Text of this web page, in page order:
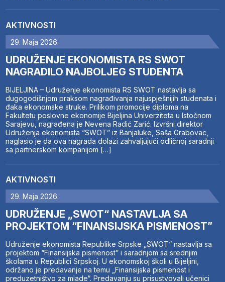
AKTIVNOSTI
29. Maja 2026.
UDRUŽENJE EKONOMISTA RS SWOT
NAGRADILO NAJBOLJEG STUDENTA
BIJELJINA – Udruženje ekonomista RS SWOT nastavlja sa
dugogodišnjom praksom nagrađivanja najuspješnijih studenata i
đaka ekonomske struke. Prilikom promocije diploma na
Fakultetu poslovne ekonomije Bijeljina Univerziteta u Istočnom
Sarajevu, nagrađena je Nevena Radić Zarić. Izvršni direktor
Udruženja ekonomista “SWOT” iz Banjaluke, Saša Grabovac,
naglasio je da ova nagrada dolazi zahvaljujući odličnoj saradnji
sa partnerskom kompanijom […]
AKTIVNOSTI
29. Maja 2026.
UDRUŽENJE „SWOT“ NASTAVLJA SA
PROJEKTOM “FINANSIJSKA PISMENOST”
Udruženje ekonomista Republike Srpske „SWOT“ nastavlja sa
projektom “Finansijska pismenost” i saradnjom sa srednjim
školama u Republici Srpskoj. U ekonomskoj školi u Bijeljini,
održano je predavanje na temu „Finansijska pismenost i
preduzetništvo za mlade“. Predavanju su prisustvovali učenici